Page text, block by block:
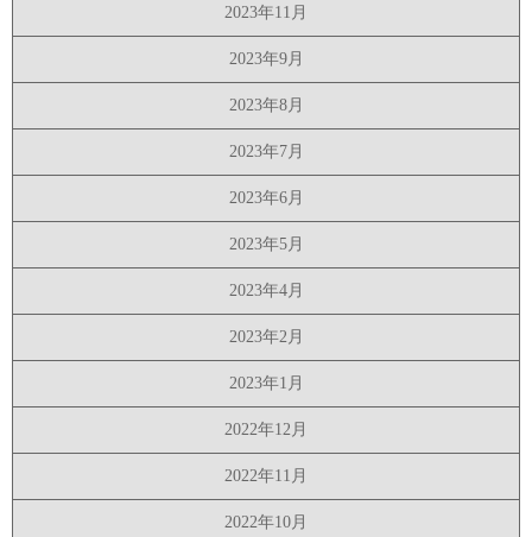
2023年11月
2023年9月
2023年8月
2023年7月
2023年6月
2023年5月
2023年4月
2023年2月
2023年1月
2022年12月
2022年11月
2022年10月